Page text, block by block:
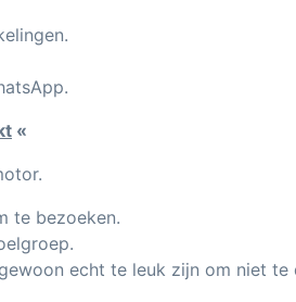
«
te bezoeken.
echt te leuk zijn om niet te